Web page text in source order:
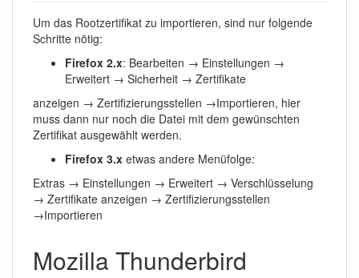
Um das Rootzertifikat zu importieren, sind nur folgende
Schritte nötig:
Firefox 2.x: Bearbeiten → Einstellungen →
Erweitert → Sicherheit → Zertifikate
anzeigen → Zertifizierungsstellen →Importieren, hier
muss dann nur noch die Datei mit dem gewünschten
Zertifikat ausgewählt werden.
Firefox 3.x etwas andere Menüfolge:
Extras → Einstellungen → Erweitert → Verschlüsselung
→ Zertifikate anzeigen → Zertifizierungsstellen
→Importieren
Mozilla Thunderbird